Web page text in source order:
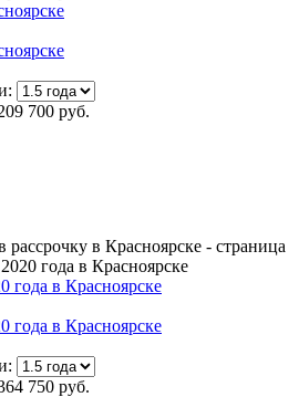
700 руб.
года в Красноярске
года в Красноярске
750 руб.